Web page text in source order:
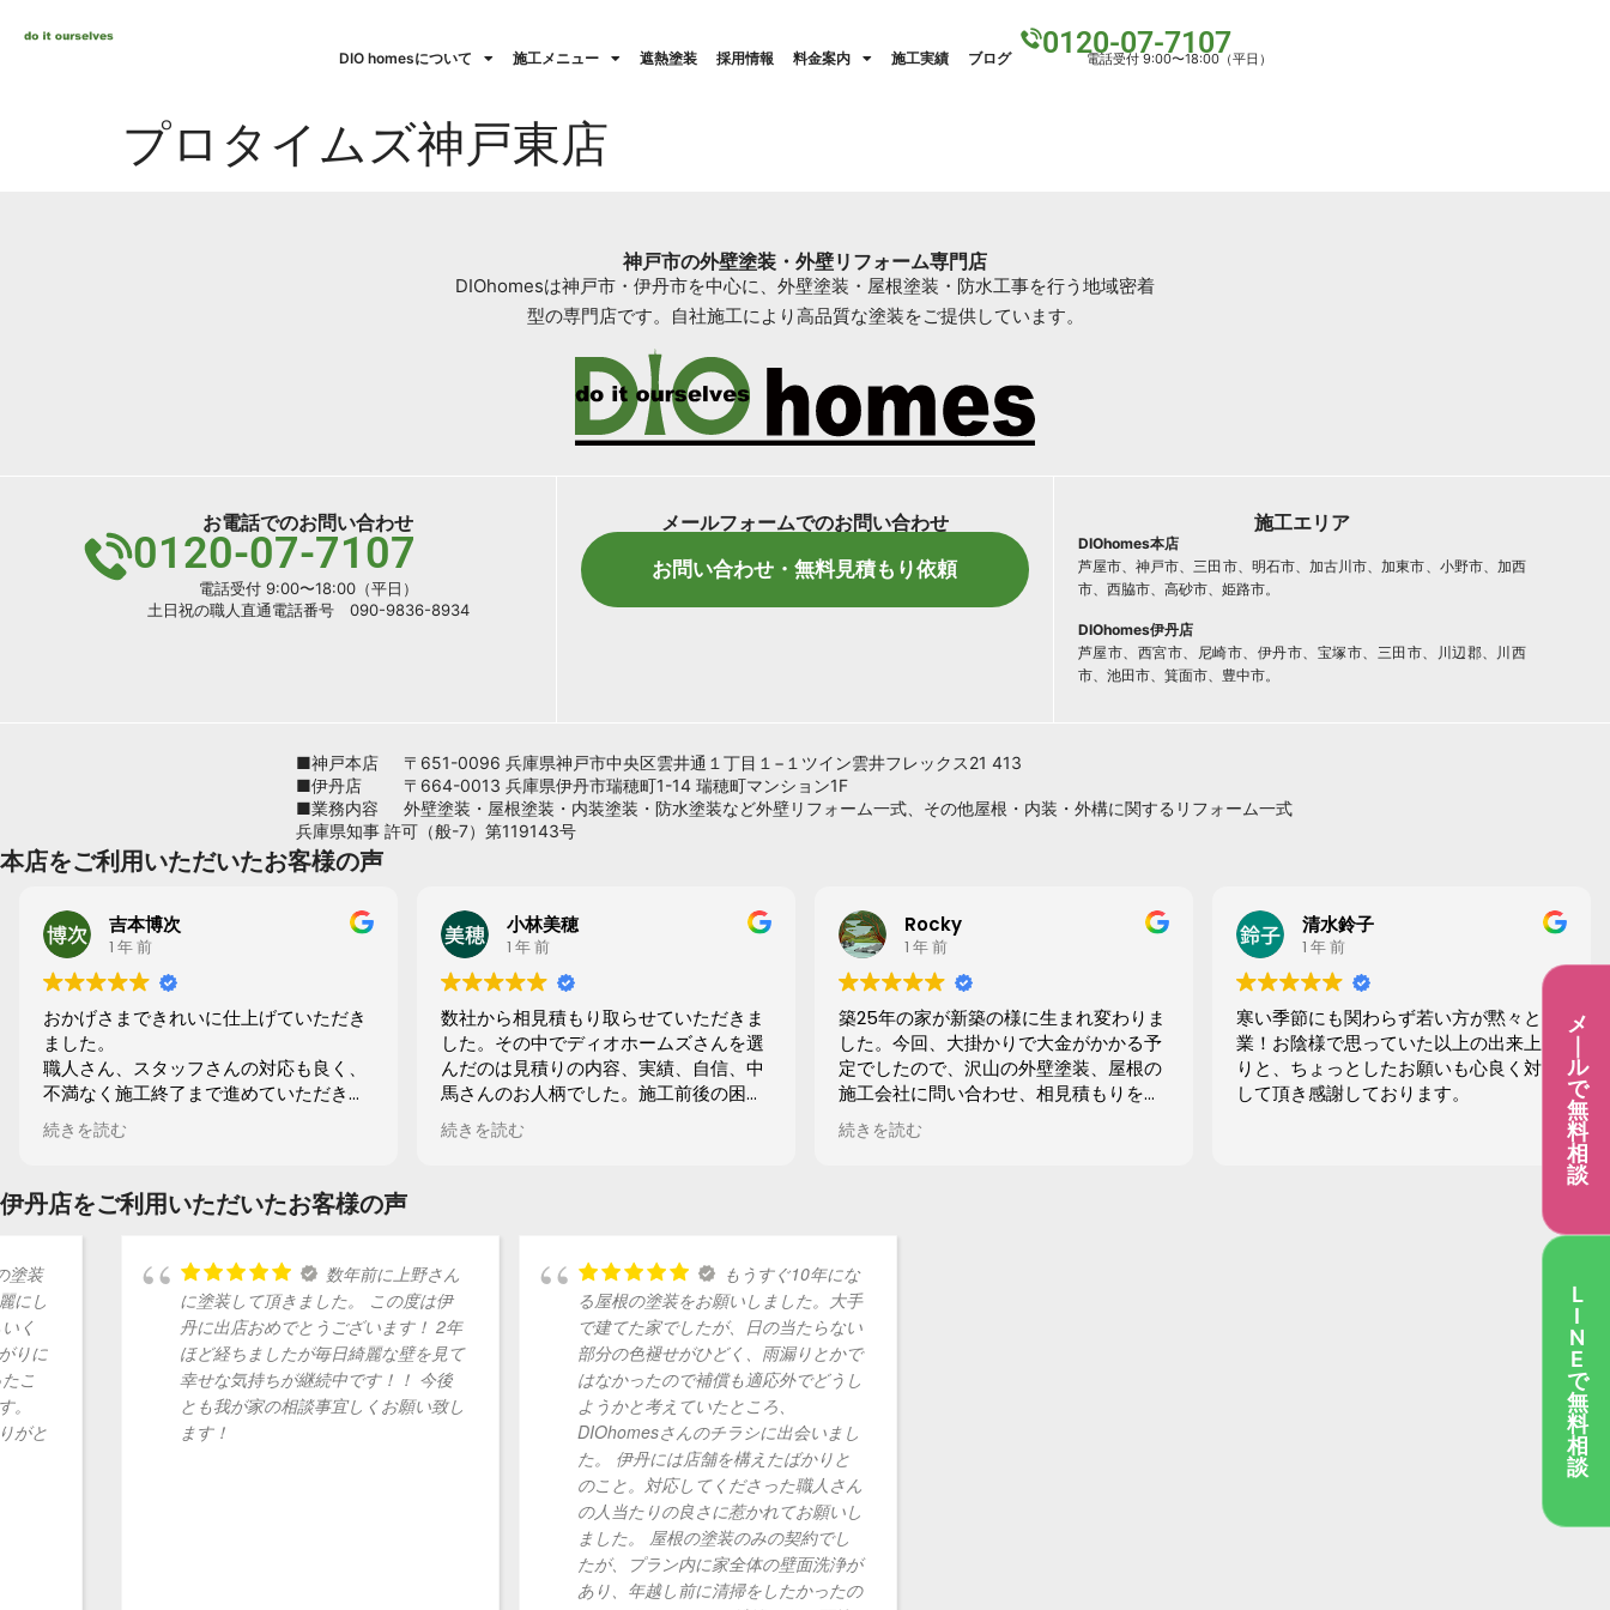
DIO homesについて 施工メニュー 遮熱塗装 採用情報 料金案内 施工実績 ブログ 0120-07-7107
電話受付 9:00〜18:00（平日）
プロタイムズ神戸東店
神戸市の外壁塗装・外壁リフォーム専門店
DIOhomesは神戸市・伊丹市を中心に、外壁塗装・屋根塗装・防水工事を行う地域密着
型の専門店です。自社施工により高品質な塗装をご提供しています。
お電話でのお問い合わせ
0120-07-7107
電話受付 9:00〜18:00（平日）
土日祝の職人直通電話番号 090-9836-8934
メールフォームでのお問い合わせ
お問い合わせ・無料見積もり依頼
施工エリア
DIOhomes本店
芦屋市、神戸市、三田市、明石市、加古川市、加東市、小野市、加西
市、西脇市、高砂市、姫路市。
DIOhomes伊丹店
芦屋市、西宮市、尼崎市、伊丹市、宝塚市、三田市、川辺郡、川西
市、池田市、箕面市、豊中市。
■神戸本店
〒651-0096 兵庫県神戸市中央区雲井通１丁目１−１ツイン雲井フレックス21 413
■伊丹店
〒664-0013 兵庫県伊丹市瑞穂町1-14 瑞穂町マンション1F
■業務内容
外壁塗装・屋根塗装・内装塗装・防水塗装など外壁リフォーム一式、その他屋根・内装・外構に関するリフォーム一式
兵庫県知事 許可（般-7）第119143号
本店をご利用いただいたお客様の声
吉本博次
1 年 前
おかげさまできれいに仕上げていただき
ました。
職人さん、スタッフさんの対応も良く、
不満なく施工終了まで進めていただきま
した。
玄関ドアの塗装は素晴らしく、まるで新
品に入れ替えたかのようです。
素早く仕上げていただきとても良い仕上
がりになりました。
また、ブロック塀や表札周りなどの塗り
替えもしていただき、きめ細かい対応し
ていただき、とても満足しています。
たくさんの業者さんが、見積もりに来ら
続きを読む
小林美穂
1 年 前
数社から相見積もり取らせていただきま
した。その中でディオホームズさんを選
んだのは見積りの内容、実績、自信、中
馬さんのお人柄でした。施工前後の困り
ごとにもすぐ対処していただき、職人さ
んたちも皆さんとても良い方たちでし
言葉に助けられ完工することができまし
た。感謝です。
続きを読む
Rocky
1 年 前
築25年の家が新築の様に生まれ変わりま
した。今回、大掛かりで大金がかかる予
定でしたので、沢山の外壁塗装、屋根の
施工会社に問い合わせ、相見積もりを出
してもらいました。それでも値段や条件
などで1ヶ月くらいなかなか決めきれずに
に答えてくれます。
見積もりは美しくまとめられたファイル
一冊にして持って来ていただきました。
そして説明も明解。こちらの質問や、付
帯部についても「やっておきますね〜
♪」と気持ちの良い回答を頂けました。
塗料も一番希望だったものを使っていた
だけて、お値段は他のどこよりもお安か
ったです。そして契約することになって
初めてこのフレンドリーな担当者さんが
社長の中馬さんだと知って驚きました！
中馬さんの字の綺麗さには更にびっく
り、、本当にきちんとした人というのが
字に現れてました。
続きを読む
清水鈴子
1 年 前
寒い季節にも関わらず若い方が黙々と作
業！お陰様で思っていた以上の出来上が
りと、ちょっとしたお願いも心良く対応
して頂き感謝しております。
伊丹店をご利用いただいたお客様の声
数年前に上野さん
に塗装して頂きました。 この度は伊
丹に出店おめでとうございます！ 2年
ほど経ちましたが毎日綺麗な壁を見て
幸せな気持ちが継続中です！！ 今後
とも我が家の相談事宜しくお願い致し
もうすぐ10年にな
る屋根の塗装をお願いしました。大手
で建てた家でしたが、日の当たらない
部分の色褪せがひどく、雨漏りとかで
はなかったので補償も適応外でどうし
ようかと考えていたところ、
DIOhomesさんのチラシに出会いまし
た。 伊丹には店舗を構えたばかりと
のこと。対応してくださった職人さん
の人当たりの良さに惹かれてお願いし
ました。 屋根の塗装のみの契約でし
たが、プラン内に家全体の壁面洗浄が
あり、年越し前に清掃をしたかったの
メ
ル
で
無
料
相
談
L
I
N
E
で
無
料
相
談